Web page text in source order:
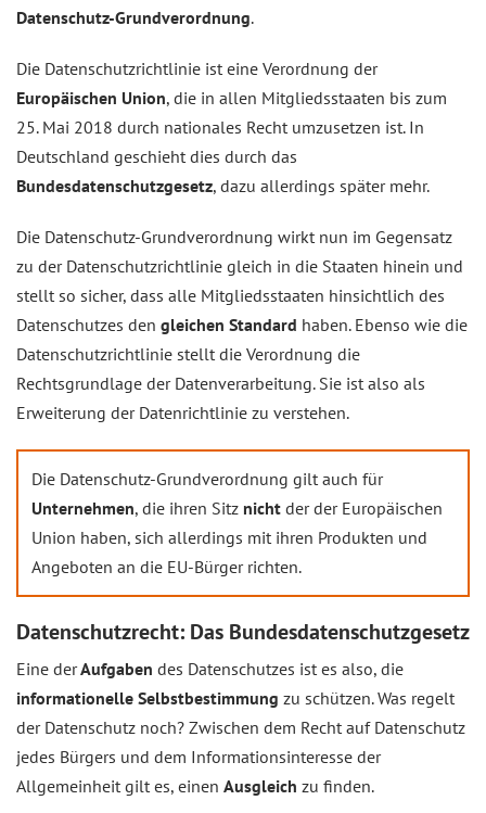
Datenschutz-Grundverordnung.
Die Datenschutzrichtlinie ist eine Verordnung der
Europäischen Union, die in allen Mitgliedsstaaten bis zum
25. Mai 2018 durch nationales Recht umzusetzen ist. In
Deutschland geschieht dies durch das
Bundesdatenschutzgesetz, dazu allerdings später mehr.
Die Datenschutz-Grundverordnung wirkt nun im Gegensatz
zu der Datenschutzrichtlinie gleich in die Staaten hinein und
stellt so sicher, dass alle Mitgliedsstaaten hinsichtlich des
Datenschutzes den gleichen Standard haben. Ebenso wie die
Datenschutzrichtlinie stellt die Verordnung die
Rechtsgrundlage der Datenverarbeitung. Sie ist also als
Erweiterung der Datenrichtlinie zu verstehen.
Die Datenschutz-Grundverordnung gilt auch für
Unternehmen, die ihren Sitz nicht der der Europäischen
Union haben, sich allerdings mit ihren Produkten und
Angeboten an die EU-Bürger richten.
Datenschutzrecht: Das Bundesdatenschutzgesetz
Eine derAufgaben des Datenschutzes ist es also, die
informationelle Selbstbestimmung zu schützen. Was regelt
der Datenschutz noch? Zwischen dem Recht auf Datenschutz
jedes Bürgers und dem Informationsinteresse der
Allgemeinheit gilt es, einen Ausgleich zu finden.